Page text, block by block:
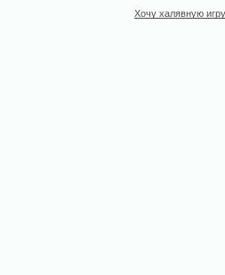
Хочу халявную игру